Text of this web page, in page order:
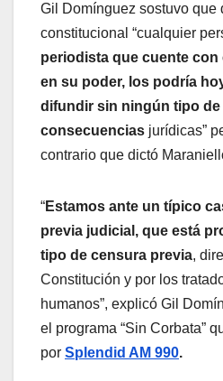
Gil Domínguez sostuvo que
constitucional “cualquier
periodista que cuente
en su poder, los podría
difundir sin ningún tipo de
consecuencias jurídicas”
contrario que dictó
“Estamos ante un típico
previa judicial, que está
tipo de censura previa,
Constitución y por los
humanos”, explicó Gil
el programa “Sin Corbata”
por Splendid AM 990.